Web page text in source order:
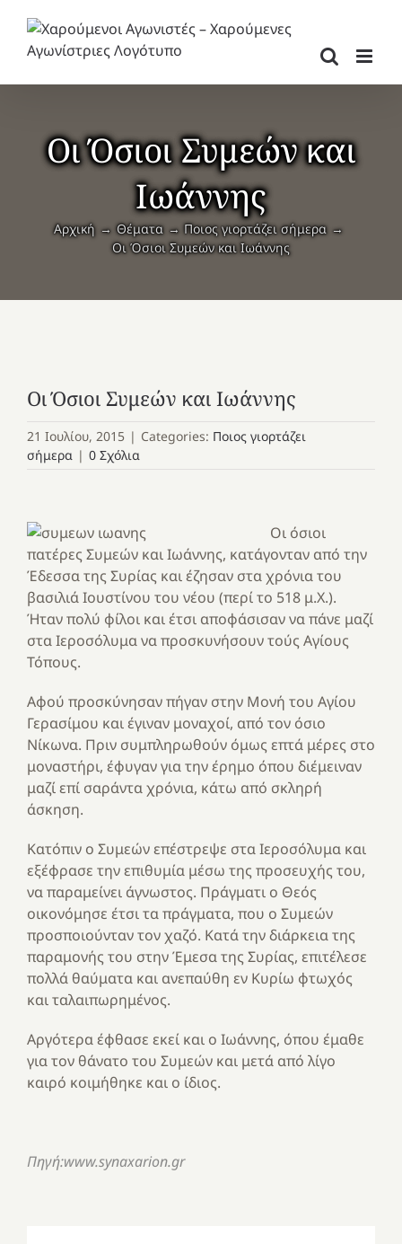
περιεχόμενο
Οι Όσιοι Συμεών και
Ιωάννης
Αρχική Θέματα
Ποιος γιορτάζει σήμερα
Οι Όσιοι Συμεών και Ιωάννης
Οι Όσιοι Συμεών και Ιωάννης
21 Ιουλίου, 2015 | Categories: Ποιος γιορτάζει
σήμερα | 0 Σχόλια
Οι όσιοι
πατέρες Συμεών και Ιωάννης, κατάγονταν από την
Έδεσσα της Συρίας και έζησαν στα χρόνια του
βασιλιά Ιουστίνου του νέου (περί το 518 μ.Χ.).
Ήταν πολύ φίλοι και έτσι αποφάσισαν να πάνε μαζί
στα Ιεροσόλυμα να προσκυνήσουν τούς Αγίους
Τόπους.
Αφού προσκύνησαν πήγαν στην Μονή του Αγίου
Γερασίμου και έγιναν μοναχοί, από τον όσιο
Νίκωνα. Πριν συμπληρωθούν όμως επτά μέρες στο
μοναστήρι, έφυγαν για την έρημο όπου διέμειναν
μαζί επί σαράντα χρόνια, κάτω από σκληρή
άσκηση.
Κατόπιν ο Συμεών επέστρεψε στα Ιεροσόλυμα και
εξέφρασε την επιθυμία μέσω της προσευχής του,
να παραμείνει άγνωστος. Πράγματι ο Θεός
οικονόμησε έτσι τα πράγματα, που ο Συμεών
προσποιούνταν τον χαζό. Κατά την διάρκεια της
παραμονής του στην Έμεσα της Συρίας, επιτέλεσε
πολλά θαύματα και ανεπαύθη εν Κυρίω φτωχός
και ταλαιπωρημένος.
Αργότερα έφθασε εκεί και ο Ιωάννης, όπου έμαθε
για τον θάνατο του Συμεών και μετά από λίγο
καιρό κοιμήθηκε και ο ίδιος.
Πηγή:www.synaxarion.gr